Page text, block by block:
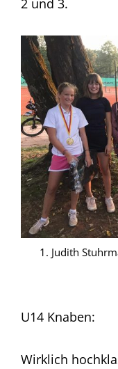
2 und 3.
1. Judith
U14 Knaben:
Wirklich